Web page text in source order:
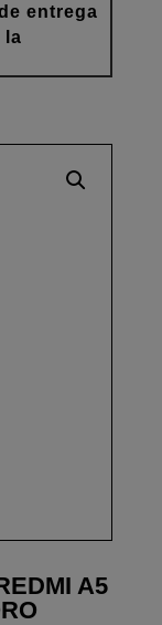
entrega
la
A5